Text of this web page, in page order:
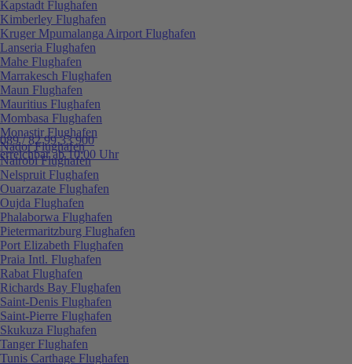
089 / 82 99 33 900
erreichbar ab 10:00 Uhr
Kapstadt Flughafen
Kimberley Flughafen
Kruger Mpumalanga Airport Flughafen
Lanseria Flughafen
Mahe Flughafen
Marrakesch Flughafen
Maun Flughafen
Mauritius Flughafen
Mombasa Flughafen
Monastir Flughafen
Nador Flughafen
Nairobi Flughafen
Nelspruit Flughafen
Ouarzazate Flughafen
Oujda Flughafen
Phalaborwa Flughafen
Pietermaritzburg Flughafen
Port Elizabeth Flughafen
Praia Intl. Flughafen
Rabat Flughafen
Richards Bay Flughafen
Saint-Denis Flughafen
Saint-Pierre Flughafen
Skukuza Flughafen
Tanger Flughafen
Tunis Carthage Flughafen